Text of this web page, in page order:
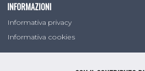
INFORMAZIONI
Informativa privacy
Informativa cookies